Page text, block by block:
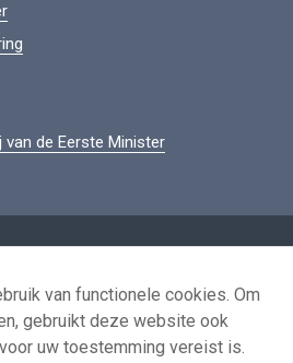
van de Eerste Minister
voor het hergebruik
ons
van functionele cookies. Om
gebruikt deze website ook
uw toestemming vereist is.